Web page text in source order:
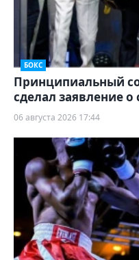
БОКС
Принципиальный
сделал заявление
06 августа 2026 17:44